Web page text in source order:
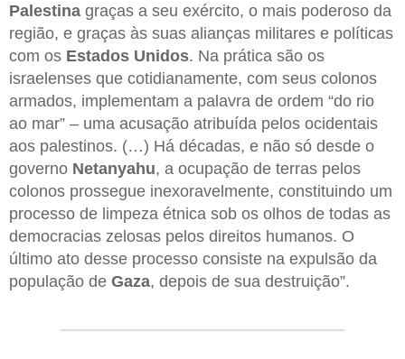
Palestina graças a seu exército, o mais poderoso da
região, e graças às suas alianças militares e políticas
com os Estados Unidos. Na prática são os
israelenses que cotidianamente, com seus colonos
armados, implementam a palavra de ordem “do rio
ao mar” – uma acusação atribuída pelos ocidentais
aos palestinos. (…) Há décadas, e não só desde o
governo Netanyahu, a ocupação de terras pelos
colonos prossegue inexoravelmente, constituindo um
processo de limpeza étnica sob os olhos de todas as
democracias zelosas pelos direitos humanos. O
último ato desse processo consiste na expulsão da
população de Gaza, depois de sua destruição”.